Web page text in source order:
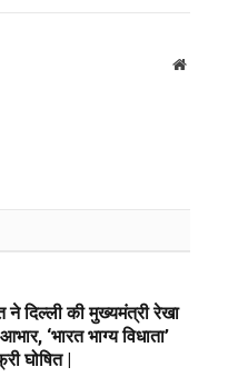
Website
ने दिल्ली की मुख्यमंत्री रेखा
‘भारत भाग्य विधाता’
घोषित |